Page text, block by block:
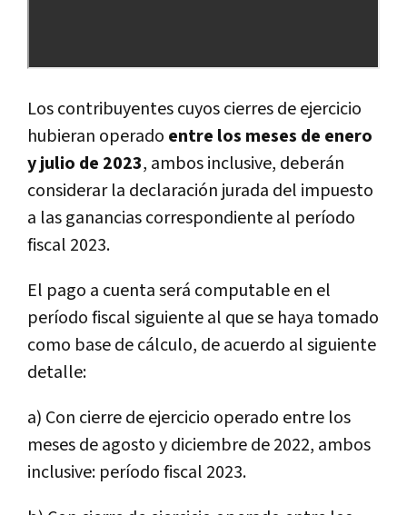
Los contribuyentes cuyos cierres de ejercicio
hubieran operado entre los meses de enero
y julio de 2023, ambos inclusive, deberán
considerar la declaración jurada del impuesto
a las ganancias correspondiente al período
fiscal 2023.
El pago a cuenta será computable en el
período fiscal siguiente al que se haya tomado
como base de cálculo, de acuerdo al siguiente
detalle:
a) Con cierre de ejercicio operado entre los
meses de agosto y diciembre de 2022, ambos
inclusive: período fiscal 2023.